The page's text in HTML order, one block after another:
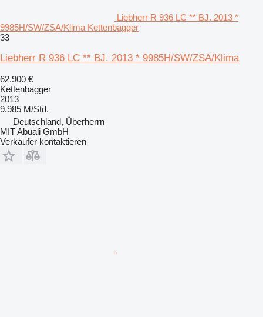
Liebherr R 936 LC ** BJ. 2013 *
9985H/SW/ZSA/Klima Kettenbagger
33
Liebherr R 936 LC ** BJ. 2013 * 9985H/SW/ZSA/Klima
62.900 €
Kettenbagger
2013
9.985 M/Std.
Deutschland, Überherrn
MIT Abuali GmbH
Verkäufer kontaktieren